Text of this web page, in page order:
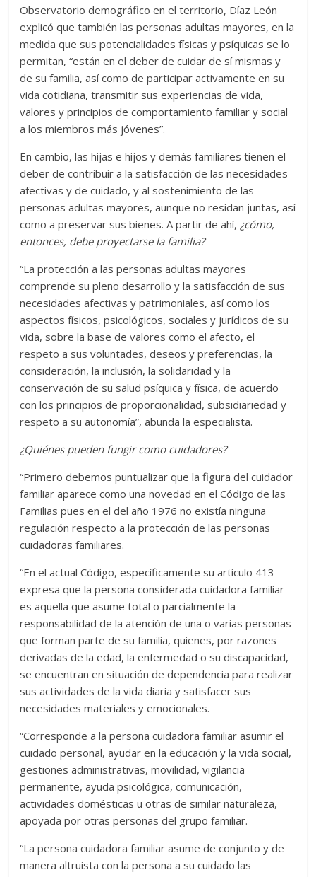
Observatorio demográfico en el territorio, Díaz León
explicó que también las personas adultas mayores, en la
medida que sus potencialidades físicas y psíquicas se lo
permitan, “están en el deber de cuidar de sí mismas y
de su familia, así como de participar activamente en su
vida cotidiana, transmitir sus experiencias de vida,
valores y principios de comportamiento familiar y social
a los miembros más jóvenes”.
En cambio, las hijas e hijos y demás familiares tienen el
deber de contribuir a la satisfacción de las necesidades
afectivas y de cuidado, y al sostenimiento de las
personas adultas mayores, aunque no residan juntas, así
como a preservar sus bienes. A partir de ahí, ¿cómo,
entonces, debe proyectarse la familia?
“La protección a las personas adultas mayores
comprende su pleno desarrollo y la satisfacción de sus
necesidades afectivas y patrimoniales, así como los
aspectos físicos, psicológicos, sociales y jurídicos de su
vida, sobre la base de valores como el afecto, el
respeto a sus voluntades, deseos y preferencias, la
consideración, la inclusión, la solidaridad y la
conservación de su salud psíquica y física, de acuerdo
con los principios de proporcionalidad, subsidiariedad y
respeto a su autonomía”, abunda la especialista.
¿Quiénes pueden fungir como cuidadores?
“Primero debemos puntualizar que la figura del cuidador
familiar aparece como una novedad en el Código de las
Familias pues en el del año 1976 no existía ninguna
regulación respecto a la protección de las personas
cuidadoras familiares.
“En el actual Código, específicamente su artículo 413
expresa que la persona considerada cuidadora familiar
es aquella que asume total o parcialmente la
responsabilidad de la atención de una o varias personas
que forman parte de su familia, quienes, por razones
derivadas de la edad, la enfermedad o su discapacidad,
se encuentran en situación de dependencia para realizar
sus actividades de la vida diaria y satisfacer sus
necesidades materiales y emocionales.
“Corresponde a la persona cuidadora familiar asumir el
cuidado personal, ayudar en la educación y la vida social,
gestiones administrativas, movilidad, vigilancia
permanente, ayuda psicológica, comunicación,
actividades domésticas u otras de similar naturaleza,
apoyada por otras personas del grupo familiar.
“La persona cuidadora familiar asume de conjunto y de
manera altruista con la persona a su cuidado las